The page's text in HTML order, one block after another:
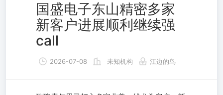
国盛电子东山精密多家
新客户进展顺利继续强
call
2026-07-08 未知机构 江边的鸟